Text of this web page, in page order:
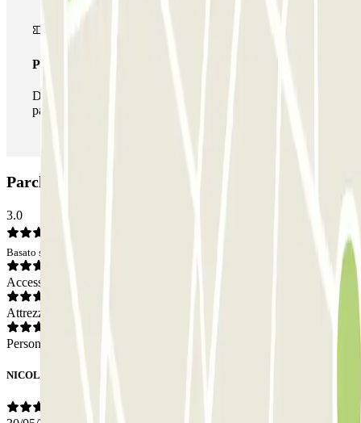
Pass illlimitato
Durante il tuo soggiorno potrai entrare e uscire dal
parcheggio tutte le volte che vorrai.
Parcheggio Q-Park Porte d'Italie: Opinioni
3.0
Basato su 1 opinioni
Accesso
Attrezzatura
Personale
NICOLE